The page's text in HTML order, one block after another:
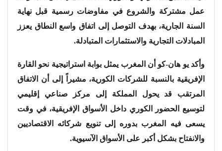
عمل مشتركة والشروع في مفاوضات رسمية قبل نهاية
السنة الجارية، بهدف التوصل إلى اتفاق واسع النطاق يعزز
المبادلات التجارية والاستثمارات المتبادلة.
وأكد يو هان-كو أن المغرب يمثل بوابة استراتيجية نحو القارة
الإفريقية بالنسبة للشركات الكورية، مشيراً إلى أن الاتفاق
المرتقب قد يحول المملكة إلى مركز صناعي إقليمي
لتوسيع الحضور الكوري داخل الأسواق الإفريقية، في وقت
يسعى فيه المغرب بدوره إلى تنويع شركائه الاقتصاديين
والانفتاح بشكل أكبر على الأسواق الآسيوية.